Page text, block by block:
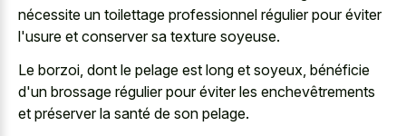
nécessite un toilettage professionnel régulier pour éviter
l'usure et conserver sa texture soyeuse.
Le borzoi, dont le pelage est long et soyeux, bénéficie
d'un brossage régulier pour éviter les enchevêtrements
et préserver la santé de son pelage.